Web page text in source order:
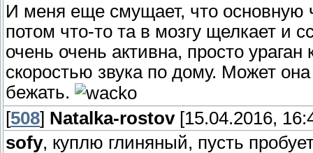
И меня еще смущает, что основную
потом что-то та в мозгу щелкает и
очень очень активна, просто
скоростью звука по дому. Может
бежать.
[508] Natalka-rostov[15.04.2016,
sofy, куплю глиняный, пусть